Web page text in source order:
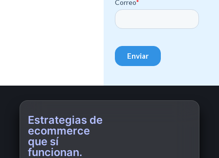
Estrategias de
ecommerce
que sí
funcionan.